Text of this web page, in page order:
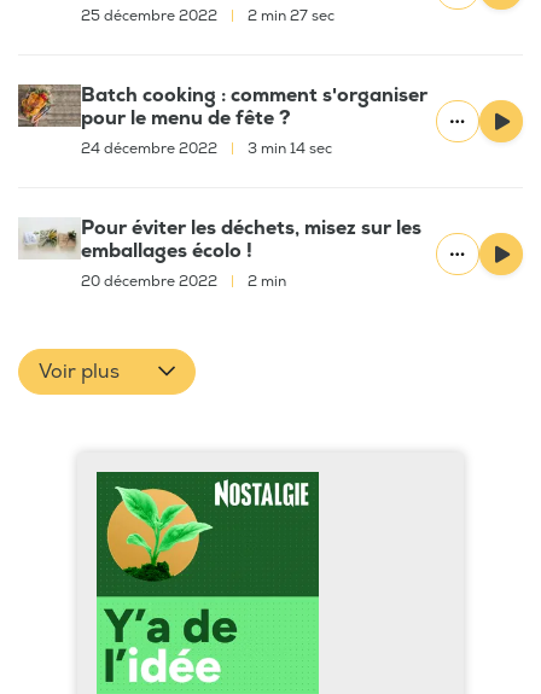
25 décembre 2022 2 min 27 sec
Batch cooking : comment s'organiser
pour le menu de fête ?
24 décembre 2022 3 min 14 sec
Pour éviter les déchets, misez sur les
emballages écolo !
20 décembre 2022 2 min
Voir plus